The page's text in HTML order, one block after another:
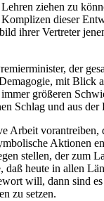
ziehen zu
dieser
ihrer Vertreter
der
mit
größeren
Schlag und aus der
Arbeit
Aktionen
stellen, der zum
heute in allen
will, dann sind
zu setzen.